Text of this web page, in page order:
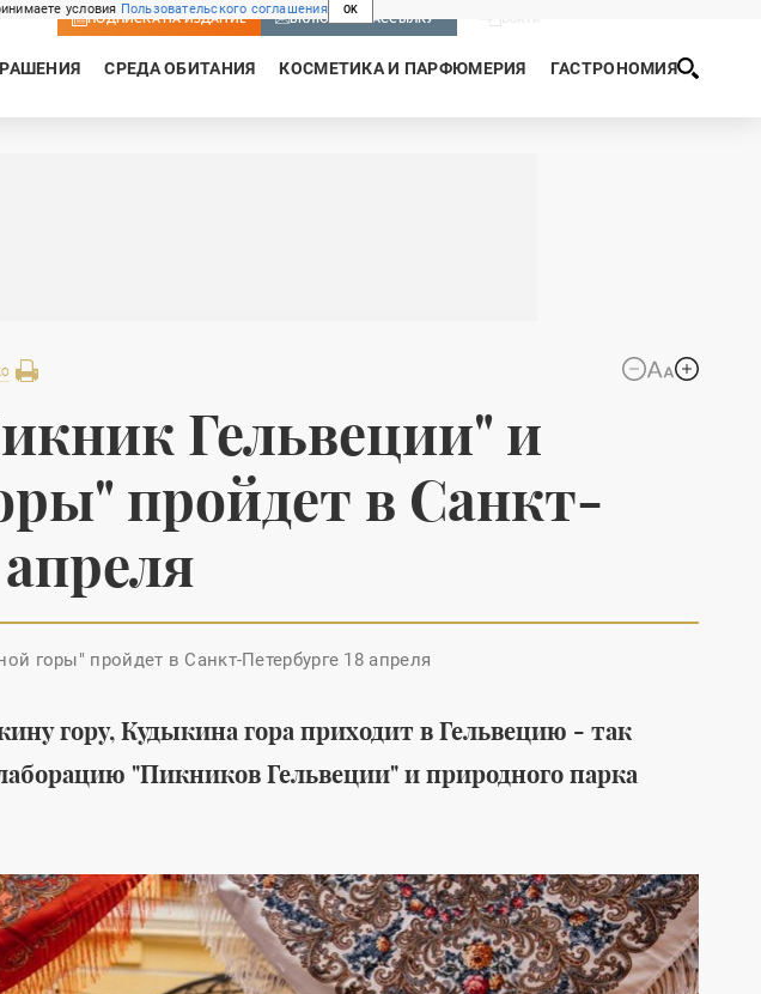
условия Пользовательского соглашения
OK
ПОДПИСКА НА ИЗДАНИЕ ВКЛЮЧИТЬ РАССЫЛКУ
СРЕДА ОБИТАНИЯ КОСМЕТИКА И ПАРФЮМЕРИЯ ГАСТРОНОМИЯ
и
Marcel для
от THG
интерьера
Детские мечты
отправились в космос: с
международная
гуманитарная миссия
# Роскосмос #космос #ракета
#благотворительность #дети
Новая
одежды от
замедления
Гельвеции" и
пройдет в Санкт-
горы" пройдет в Санкт-Петербурге 18 апреля
гору, Кудыкина гора приходит в Гельвецию - так
"Пикников Гельвеции" и природного парка